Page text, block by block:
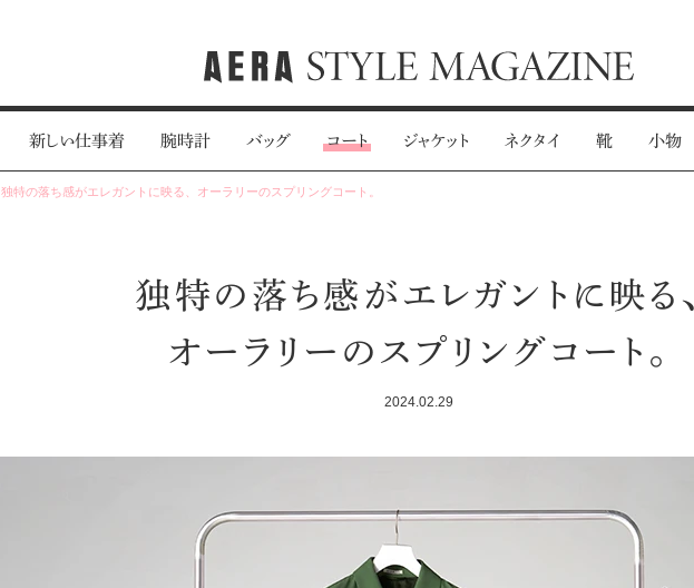
新しい仕事着 腕時計 バッグ コート ジャケット ネクタイ 靴 小物
独特の落ち感がエレガントに映る、オーラリーのスプリングコート。
独特の落ち感がエレガントに映る、
オーラリーのスプリングコート。
2024.02.29